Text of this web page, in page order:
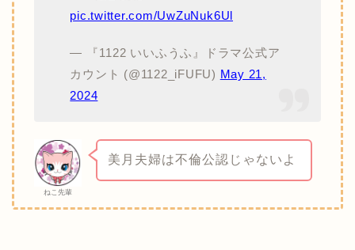
pic.twitter.com/UwZuNuk6Ul
— 『1122 いいふうふ』ドラマ公式ア
カウント (@1122_iFUFU) May 21,
2024
ねこ先輩
美月夫婦は不倫公認じゃないよ